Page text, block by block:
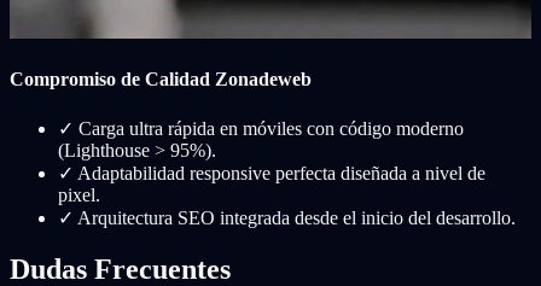
Compromiso de Calidad Zonadeweb
✓ Carga ultra rápida en móviles con código moderno
(Lighthouse > 95%).
✓ Adaptabilidad responsive perfecta diseñada a nivel de
pixel.
✓ Arquitectura SEO integrada desde el inicio del desarrollo.
Dudas Frecuentes